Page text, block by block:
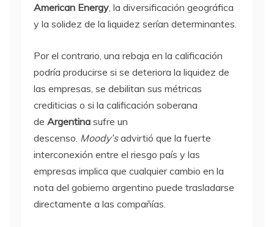
American Energy, la diversificación geográfica
y la solidez de la liquidez serían determinantes.
Por el contrario, una rebaja en la calificación
podría producirse si se deteriora la liquidez de
las empresas, se debilitan sus métricas
crediticias o si la calificación soberana
de Argentina sufre un
descenso. Moody’sadvirtió que la fuerte
interconexión entre el riesgo país y las
empresas implica que cualquier cambio en la
nota del gobierno argentino puede trasladarse
directamente a las compañías.